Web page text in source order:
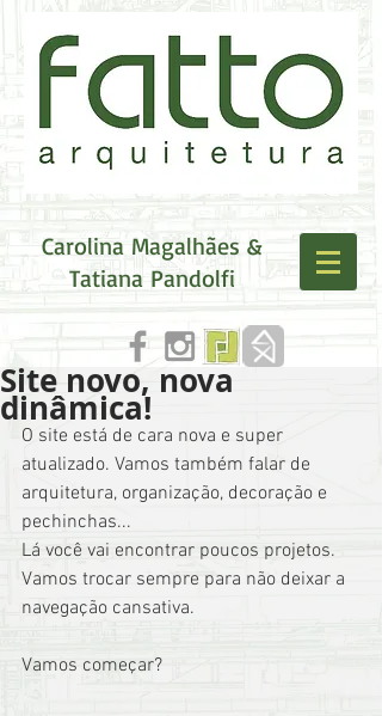
Carolina Magalhães &
Tatiana Pandolfi
Site novo, nova
dinâmica!
O site está de cara nova e super
atualizado. Vamos também falar de
arquitetura, organização, decoração e
pechinchas...
Lá você vai encontrar poucos projetos.
Vamos trocar sempre para não deixar a
navegação cansativa.
Vamos começar?